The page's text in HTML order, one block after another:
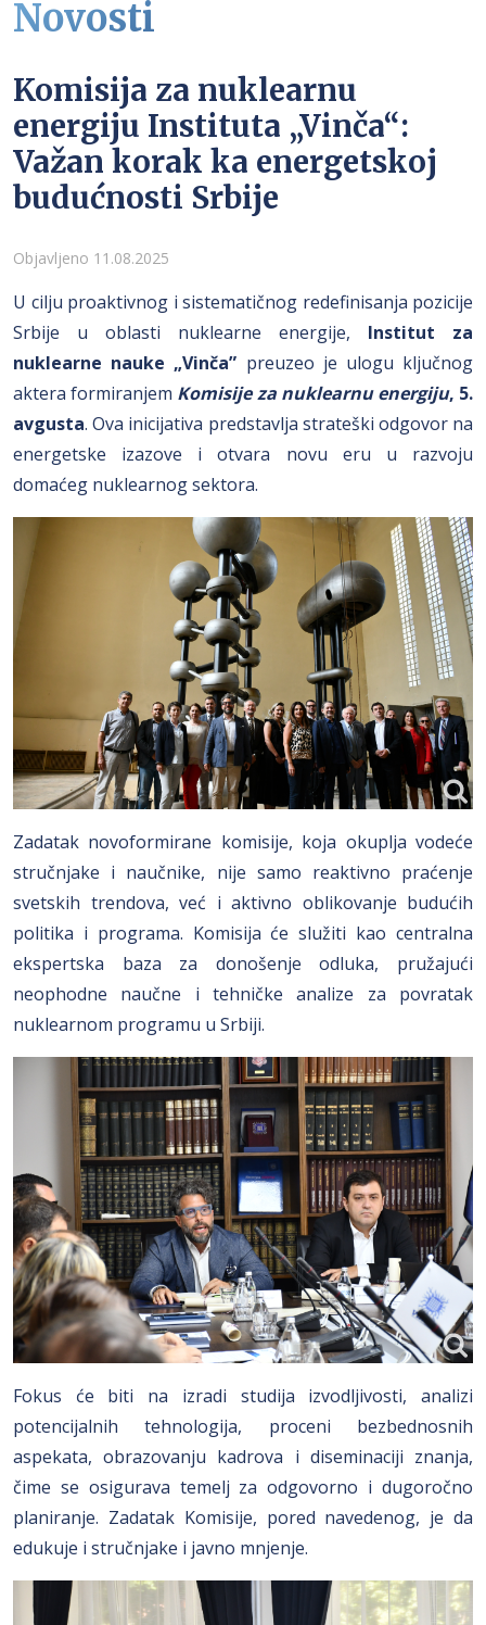
Novosti
Komisija za nuklearnu
energiju Instituta „Vinča“:
Važan korak ka energetskoj
budućnosti Srbije
Detalji
Objavljeno 11.08.2025
U cilju proaktivnog i sistematičnog redefinisanja pozicije
Srbije u oblasti nuklearne energije, Institut za
nuklearne nauke „Vinča” preuzeo je ulogu ključnog
aktera formiranjem Komisije za nuklearnu energiju, 5.
avgusta. Ova inicijativa predstavlja strateški odgovor na
energetske izazove i otvara novu eru u razvoju
domaćeg nuklearnog sektora.
Zadatak novoformirane komisije, koja okuplja vodeće
stručnjake i naučnike, nije samo reaktivno praćenje
svetskih trendova, već i aktivno oblikovanje budućih
politika i programa. Komisija će služiti kao centralna
ekspertska baza za donošenje odluka, pružajući
neophodne naučne i tehničke analize za povratak
nuklearnom programu u Srbiji.
Fokus će biti na izradi studija izvodljivosti, analizi
potencijalnih tehnologija, proceni bezbednosnih
aspekata, obrazovanju kadrova i diseminaciji znanja,
čime se osigurava temelj za odgovorno i dugoročno
planiranje. Zadatak Komisije, pored navedenog, je da
edukuje i stručnjake i javno mnjenje.